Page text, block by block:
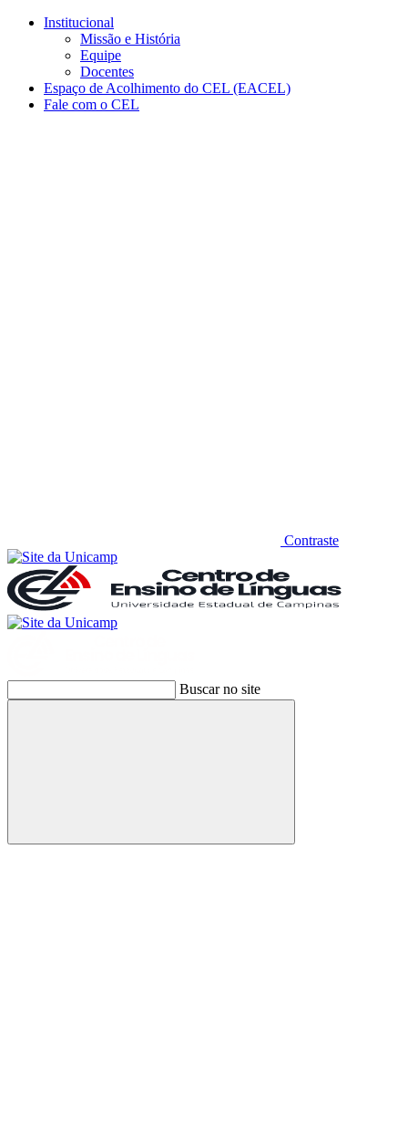
Conteúdo principal
Institucional
Missão e História
Equipe
Docentes
Espaço de Acolhimento do CEL (EACEL)
Fale com o CEL
Contraste
Buscar no site
Buscar